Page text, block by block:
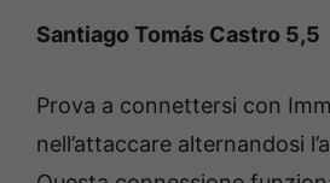
Santiago Tomás Castro 5,5
Prova a connettersi con
nell’attaccare alternandosi